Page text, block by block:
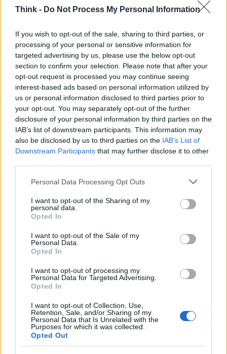
Think - Do Not Process My Personal Information
If you wish to opt-out of the sale, sharing to third parties, or
processing of your personal or sensitive information for
targeted advertising by us, please use the below opt-out
section to confirm your selection. Please note that after your
opt-out request is processed you may continue seeing
interest-based ads based on personal information utilized by
us or personal information disclosed to third parties prior to
your opt-out. You may separately opt-out of the further
disclosure of your personal information by third parties on the
IAB’s list of downstream participants. This information may
also be disclosed by us to third parties on the IAB’s List of
Downstream Participants that may further disclose it to other
Please note that this website/app uses one or more Google
not limited to your visit or usage behaviour. You may click to
grant or deny consent to Google and its third-party tags to
use your data for below specified purposes in below Google
consent section.
Personal Data Processing Opt Outs
I want to opt-out of the Sharing of my
personal data.
Opted In
I want to opt-out of the Sale of my
Personal Data.
Opted In
I want to opt-out of processing my
Personal Data for Targeted Advertising.
Opted In
I want to opt-out of Collection, Use,
Retention, Sale, and/or Sharing of my
Personal Data that Is Unrelated with the
Purposes for which it was collected.
Opted Out
Dalle 15 alle 18 spazio a workshop e
Castrataro e Ivana Pais presentano
l’aggiornamento delreport sulle piattaforme
italiane e Tim Wright il focus sul DIY
crowdfunding, a me tocca una classe di 30
persone e un tema molto gettonato e molto
spinoso: come costruire una buona campagna di
crowdfunding?Non è facile dare i giusti consigli:
continuo a pensare che ilcrowdfundingsia uno
strumento tanto duttile da potersi adattare (e
pensando di poter evitare la parte introduttiva sul
“come si fa” e pensando ingenuamente che il tema
fosse arcinoto: le persone hanno molti dubbi su
come individuare budget e motivazioni, sulla
come muoversi per la promozionedel
progetto.
Con più di 30 piattaforme sul territorio e 3 anni di
storia ancora devo spiegare che coinvolgere la
propria community è un passo fondamentale e che
nessuna piattaforma, nemmeno Kickstarter, ti
porterà magicamente contatti e farà esplodere la